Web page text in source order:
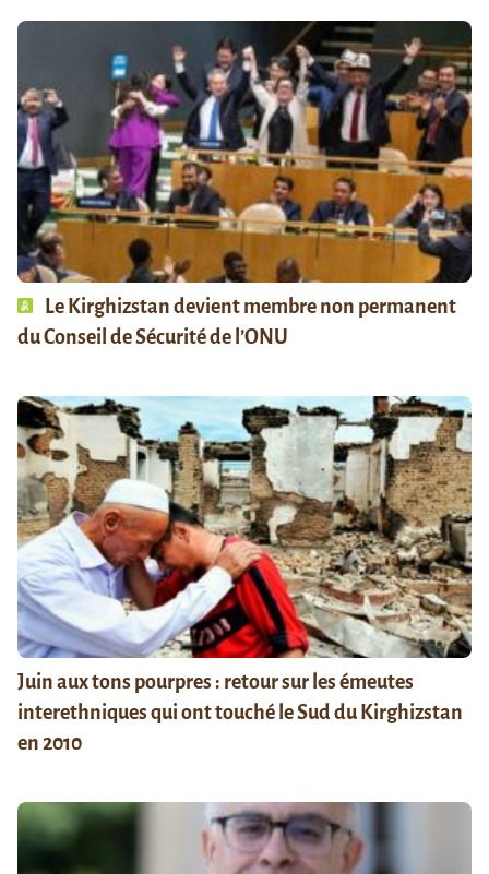
Le Kirghizstan devient membre non permanent
du Conseil de Sécurité de l’ONU
Juin aux tons pourpres : retour sur les émeutes
interethniques qui ont touché le Sud du Kirghizstan
en 2010